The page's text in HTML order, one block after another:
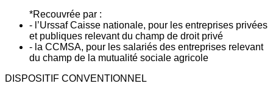
*Recouvrée par :
- l’Urssaf Caisse nationale, pour les entreprises privées
et publiques relevant du champ de droit privé
- la CCMSA, pour les salariés des entreprises relevant
du champ de la mutualité sociale agricole
DISPOSITIF CONVENTIONNEL